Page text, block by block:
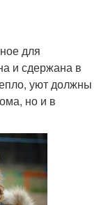
для
и сдержана в
уют должны
но и в